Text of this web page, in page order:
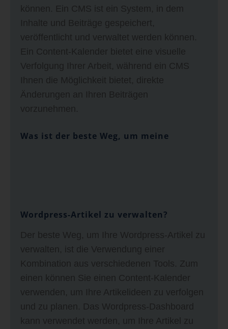
können. Ein CMS ist ein System, in dem
Inhalte und Beiträge gespeichert,
veröffentlicht und verwaltet werden können.
Ein Content-Kalender bietet eine visuelle
Verfolgung Ihrer Arbeit, während ein CMS
Ihnen die Möglichkeit bietet, direkte
Änderungen an Ihren Beiträgen
vorzunehmen.
Was ist der beste Weg, um meine
Wordpress-Artikel zu verwalten?
Der beste Weg, um Ihre Wordpress-Artikel zu
verwalten, ist die Verwendung einer
Kombination aus verschiedenen Tools. Zum
einen können Sie einen Content-Kalender
verwenden, um Ihre Artikelideen zu verfolgen
und zu planen. Das Wordpress-Dashboard
kann verwendet werden, um Ihre Artikel zu